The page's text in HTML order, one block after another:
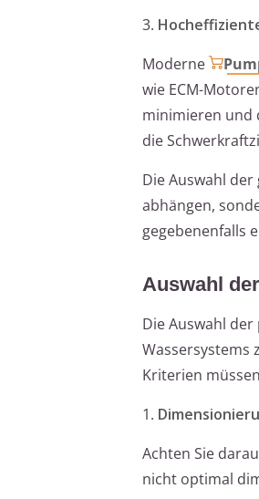
3.
Moderne
wie ECM-
minimieren und
die
Die Auswahl
abhängen,
gegebenenfalls
Auswahl
Die Auswahl
Wassersystems
Kriterien
1.
Achten Sie
nicht optimal